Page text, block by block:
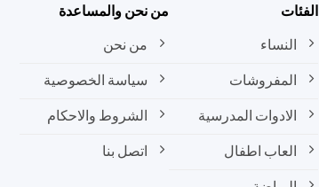
الفئات
النساء
المفروشات
الادوات المدرسية
العاب اطفال
من نحن والمساعدة
من نحن
سياسة الخصوصية
الشروط والاحكام
اتصل بنا